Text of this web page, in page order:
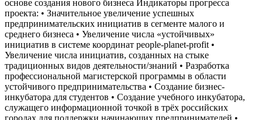
основе создания нового бизнеса Индикаторы прогресса
проекта: • Значительное увеличение успешных
предпринимательских инициатив в сегменте малого и
среднего бизнеса • Увеличение числа «устойчивых»
инициатив в системе координат people-planet-profit •
Увеличение числа инициатив, созданных на стыке
традиционных видов деятельности/знаний • Разработка
профессиональной магистерской программы в области
устойчивого предпринимательства • Создание бизнес-
инкубатора для студентов • Создание учебного инкубатора,
служащего информационной точкой в трёх российских
городах для поддержки начинающих предпринимателей •